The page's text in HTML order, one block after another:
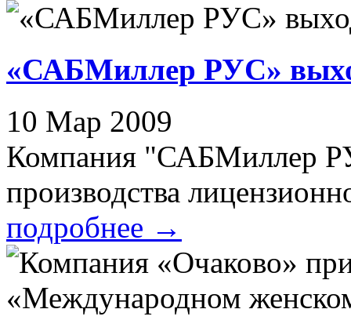
«САБМиллер РУС»
10 Мар 2009
Компания "САБМиллер
производства
подробнее →